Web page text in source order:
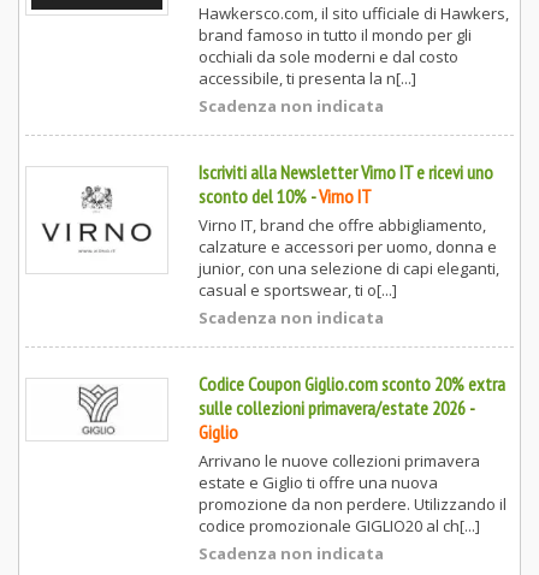
Hawkersco.com, il sito ufficiale di Hawkers,
brand famoso in tutto il mondo per gli
occhiali da sole moderni e dal costo
accessibile, ti presenta la n[...]
Scadenza non indicata
Iscriviti alla Newsletter Virno IT e ricevi uno
sconto del 10%-Virno IT
Virno IT, brand che offre abbigliamento,
calzature e accessori per uomo, donna e
junior, con una selezione di capi eleganti,
casual e sportswear, ti o[...]
Scadenza non indicata
Codice Coupon Giglio.com sconto 20% extra
sulle collezioni primavera/estate 2026-
Giglio
Arrivano le nuove collezioni primavera
estate e Giglio ti offre una nuova
promozione da non perdere. Utilizzando il
codice promozionale GIGLIO20 al ch[...]
Scadenza non indicata